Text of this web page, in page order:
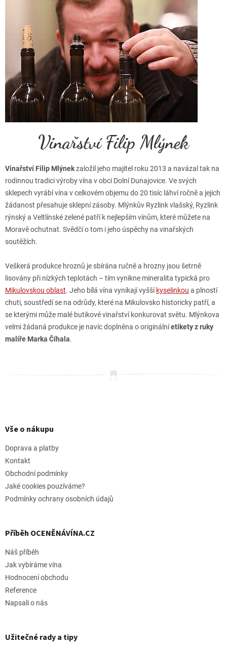
Vinařství Filip Mlýnek
Vinařství Filip Mlýnekzaložil jeho majitel roku 2013 a navázal tak na
rodinnou tradici výroby vína v obci Dolní Dunajovice. Ve svých
sklepech vyrábí vína v celkovém objemu do 20 tisíc láhví ročně a jejich
žádanost přesahuje sklepní zásoby. Mlýnkův Ryzlink vlašský, Ryzlink
rýnský a Veltlínské zelené patří k nejlepším vínům, které můžete na
Moravě ochutnat. Svědčí o tom i jeho úspěchy na vinařských
soutěžích.
Veškerá produkce hroznů je sbírána ručně a hrozny jsou šetrně
lisovány při nízkých teplotách – tím vynikne mineralita typická pro
Mikulovskou oblast. Jeho bílá vína vynikají vyšší kyselinkou a plností
chuti, soustředí se na odrůdy, které na Mikulovsko historicky patří, a
se kterými může malé butikové vinařství konkurovat světu. Mlýnkova
velmi žádaná produkce je navíc doplněna o originálníetikety z ruky
malíře Marka Číhala.
pVše o nákupu
Doprava a platby
Kontakt
Obchodní podmínky
Jaké cookies pouzíváme?
Podmínky ochrany osobních údajů
Příběh OCENĚNÁVÍNA.CZ
Náš příběh
Jak vybíráme vína
Hodnocení obchodu
Reference
Napsali o nás
Užitečné rady a tipy